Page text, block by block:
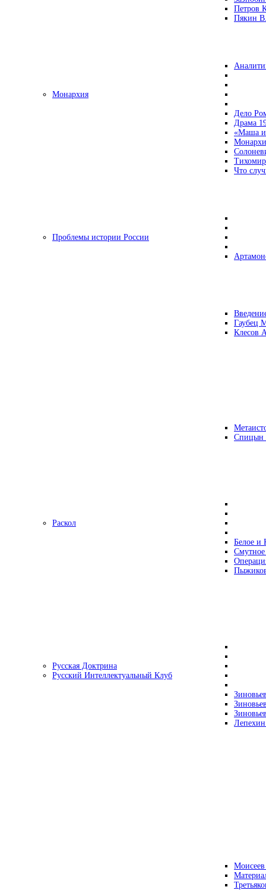
Петров
Пякин
Монархия
Дело
Драма
«Маша и
Что
Проблемы истории России
Гаубец
Клесов
Раскол
Белое и
Русская Доктрина
Русский Интеллектуальный Клуб